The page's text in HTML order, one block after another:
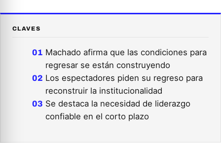
CLAVES
Machado afirma que las condiciones para
regresar se están construyendo
Los espectadores piden su regreso para
reconstruir la institucionalidad
Se destaca la necesidad de liderazgo
confiable en el corto plazo